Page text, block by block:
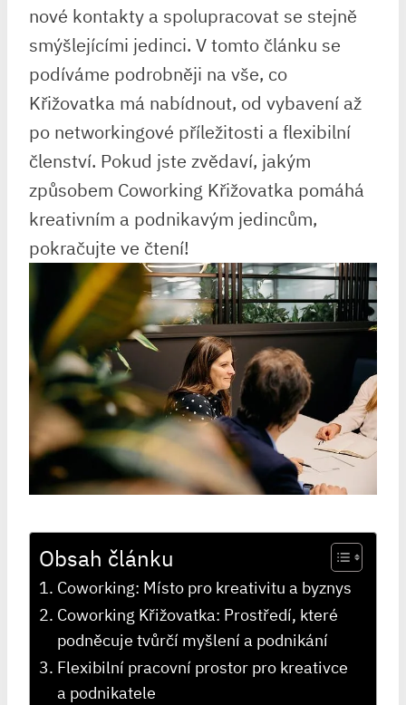
nové kontakty a spolupracovat se stejně
smýšlejícími jedinci. V tomto článku se
podíváme podrobněji na vše, co
Křižovatka má nabídnout, od vybavení až
po networkingové příležitosti a flexibilní
členství. Pokud jste zvědaví, jakým
způsobem Coworking Křižovatka pomáhá
kreativním a podnikavým jedincům,
pokračujte ve čtení!
Obsah článku
Coworking: Místo pro kreativitu a byznys
Coworking Křižovatka: Prostředí, které
podněcuje tvůrčí myšlení a podnikání
Flexibilní pracovní prostor pro kreativce
a podnikatele